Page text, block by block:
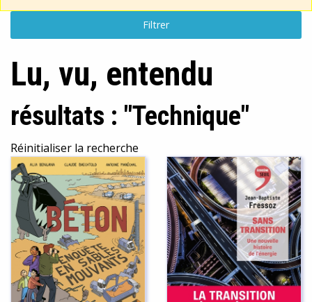
Filtrer
Lu, vu, entendu
résultats : "Technique"
Réinitialiser la recherche